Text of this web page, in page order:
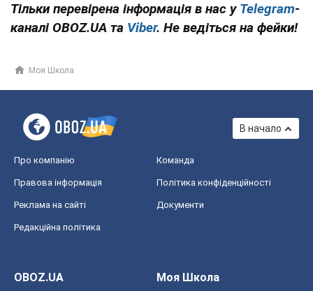
Тільки перевірена інформація в нас у Telegram-
каналі OBOZ.UA та Viber. Не ведіться на фейки!
Моя Школа
В начало
Про компанію Команда
Правова інформація Політика конфіденційності
Реклама на сайті Документи
Редакційна політика
OBOZ.UA
Моя Школа